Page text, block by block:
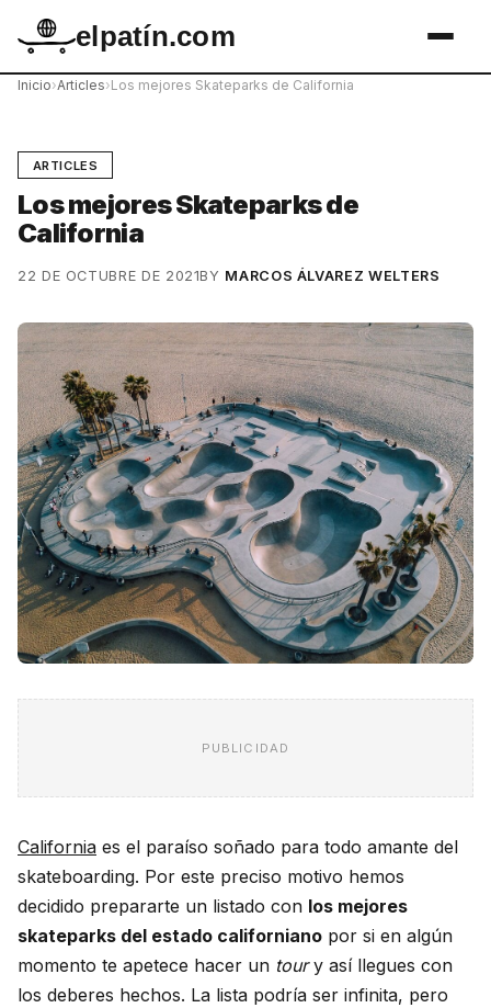
elpatín.com
Inicio›Articles›Los mejores Skateparks de California
ARTICLES
Los mejores Skateparks de
California
22 DE OCTUBRE DE 2021BY MARCOS ÁLVAREZ WELTERS
PUBLICIDAD
California es el paraíso soñado para todo amante del
skateboarding. Por este preciso motivo hemos
decidido prepararte un listado con los mejores
skateparks del estado californiano por si en algún
momento te apetece hacer un toury así llegues con
los deberes hechos. La lista podría ser infinita, pero